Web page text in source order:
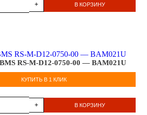
+ В КОРЗИНУ
RS-M-D12-0750-00 — BAM021U
КУПИТЬ В 1 КЛИК
+ В КОРЗИНУ